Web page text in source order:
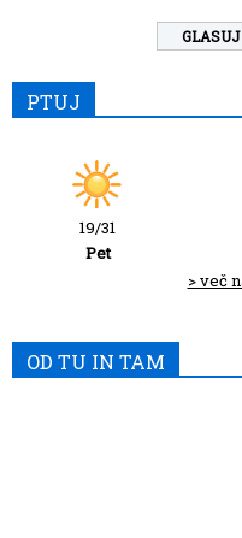
PTUJ
19/31
Pet
> več
OD TU IN TAM